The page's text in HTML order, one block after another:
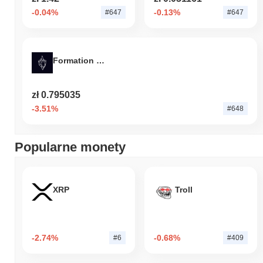
gorsze wyniki niż ogólny rynek kryptowalut który odnotował
-0.04% #647 -0.13% #647
Formation Finance
zł 0.795035
-3.51% #648
Popularne monety
XRP
-2.74% #6
Troll
-0.68% #409